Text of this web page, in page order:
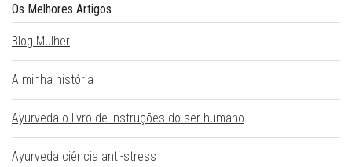
Os Melhores Artigos
Blog Mulher
A minha história
Ayurveda o livro de instruções do ser humano
Ayurveda ciência anti-stress